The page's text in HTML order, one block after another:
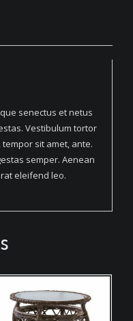
senectus et netus
Vestibulum tortor
sit amet, ante.
semper. Aenean
eleifend leo.